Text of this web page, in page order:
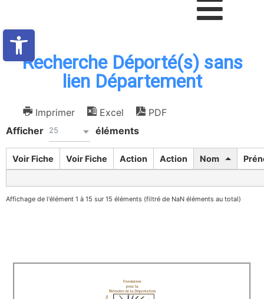
Ouvrir la barre d’outils
Recherche Déporté(s) sans
lien Département
Imprimer Excel
PDF
Afficher
25 éléments
Voir Fiche Voir Fiche Action Action Nom
Affichage de l'élément 1 à 15 sur 15 éléments (filtré de NaN éléments au total)